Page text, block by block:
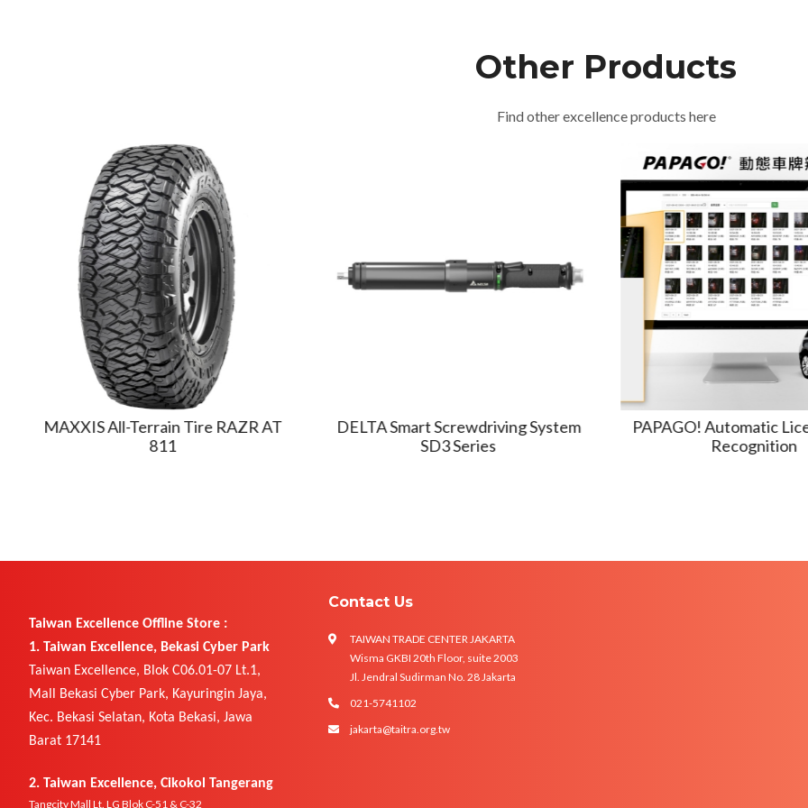
Other Products
Find other excellence products here
MAXXIS All-Terrain Tire RAZR AT
811
DELTA Smart Screwdriving System
SD3 Series
PAPAGO! Automatic
Recognition
Taiwan Excellence Offline Store :
1. Taiwan Excellence, Bekasi Cyber Park
Taiwan Excellence, Blok C06.01-07 Lt.1,
Mall Bekasi Cyber Park, Kayuringin Jaya,
Kec. Bekasi Selatan, Kota Bekasi, Jawa
Barat 17141
2. Taiwan Excellence, Cikokol Tangerang
Tangcity Mall Lt. LG Blok C-51 & C-32
Contact Us
TAIWAN TRADE CENTER JAKARTA
Wisma GKBI 20th Floor, suite 2003
Jl. Jendral Sudirman No. 28 Jakarta
021-5741102
jakarta@taitra.org.tw